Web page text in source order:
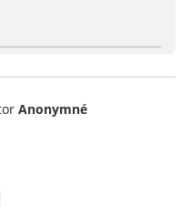
Anonymné